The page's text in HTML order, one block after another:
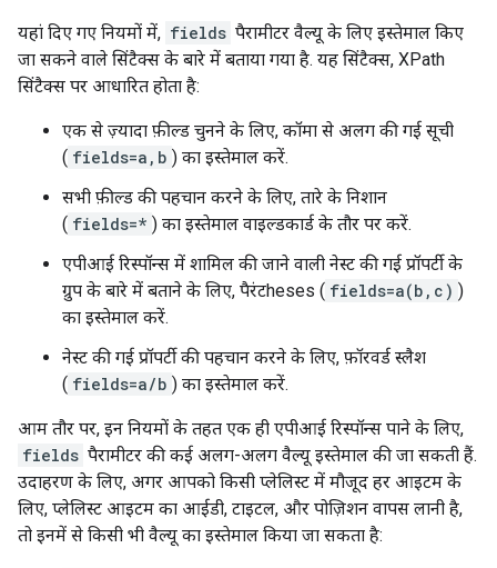
यहां दिए गए नियमों में, fields पैरामीटर वैल्यू के लिए इस्तेमाल किए
जा सकने वाले सिंटैक्स के बारे में बताया गया है. यह सिंटैक्स, XPath
सिंटैक्स पर आधारित होता है:
एक से ज़्यादा फ़ील्ड चुनने के लिए, कॉमा से अलग की गई सूची
( fields=a,b ) का इस्तेमाल करें.
सभी फ़ील्ड की पहचान करने के लिए, तारे के निशान
( fields=* ) का इस्तेमाल वाइल्डकार्ड के तौर पर करें.
एपीआई रिस्पॉन्स में शामिल की जाने वाली नेस्ट की गई प्रॉपर्टी के
ग्रुप के बारे में बताने के लिए, पैरंटheses ( fields=a(b,c) )
का इस्तेमाल करें.
नेस्ट की गई प्रॉपर्टी की पहचान करने के लिए, फ़ॉरवर्ड स्लैश
( fields=a/b ) का इस्तेमाल करें.
आम तौर पर, इन नियमों के तहत एक ही एपीआई रिस्पॉन्स पाने के लिए,
fields पैरामीटर की कई अलग-अलग वैल्यू इस्तेमाल की जा सकती हैं.
उदाहरण के लिए, अगर आपको किसी प्लेलिस्ट में मौजूद हर आइटम के
लिए, प्लेलिस्ट आइटम का आईडी, टाइटल, और पोज़िशन वापस लानी है,
तो इनमें से किसी भी वैल्यू का इस्तेमाल किया जा सकता है: